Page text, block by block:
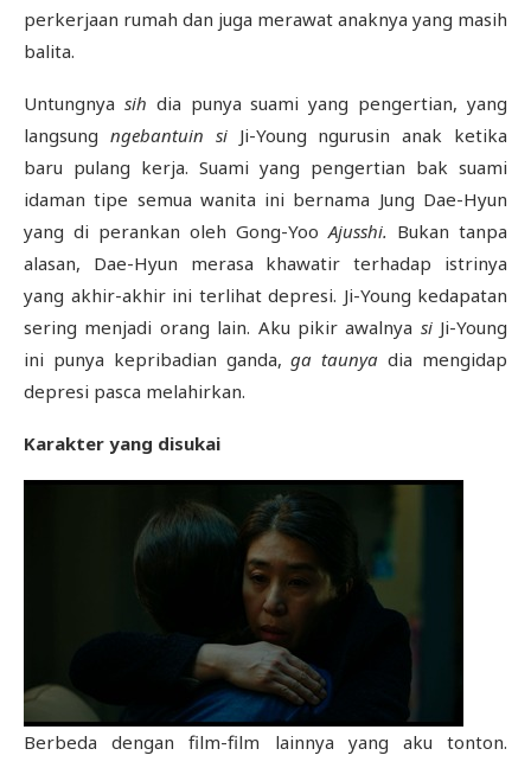
perkerjaan rumah dan juga merawat anaknya yang masih
balita.
Untungnya sih dia punya suami yang pengertian, yang
langsung ngebantuin siJi-Young ngurusin anak ketika
baru pulang kerja. Suami yang pengertian bak suami
idaman tipe semua wanita ini bernama Jung Dae-Hyun
yang di perankan oleh Gong-YooAjusshi. Bukan tanpa
alasan, Dae-Hyun merasa khawatir terhadap istrinya
yang akhir-akhir ini terlihat depresi. Ji-Young kedapatan
sering menjadi orang lain. Aku pikir awalnya siJi-Young
ini punya kepribadian ganda,ga taunya dia mengidap
depresi pasca melahirkan.
Karakter yang disukai
Berbeda dengan film-film lainnya yang aku tonton.